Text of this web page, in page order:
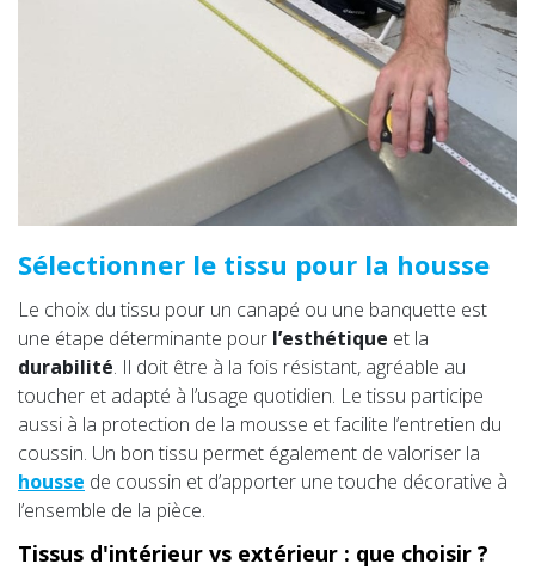
Sélectionner le tissu pour la housse
Le choix du tissu pour un canapé ou une banquette est
une étape déterminante pour l’esthétique et la
durabilité. Il doit être à la fois résistant, agréable au
toucher et adapté à l’usage quotidien. Le tissu participe
aussi à la protection de la mousse et facilite l’entretien du
coussin. Un bon tissu permet également de valoriser la
housse de coussin et d’apporter une touche décorative à
l’ensemble de la pièce.
Tissus d'intérieur vs extérieur : que choisir ?